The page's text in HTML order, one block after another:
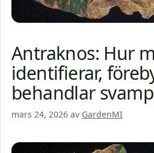
Antraknos: Hur
identifierar,
behandlar
mars 24, 2026 av GardenMI